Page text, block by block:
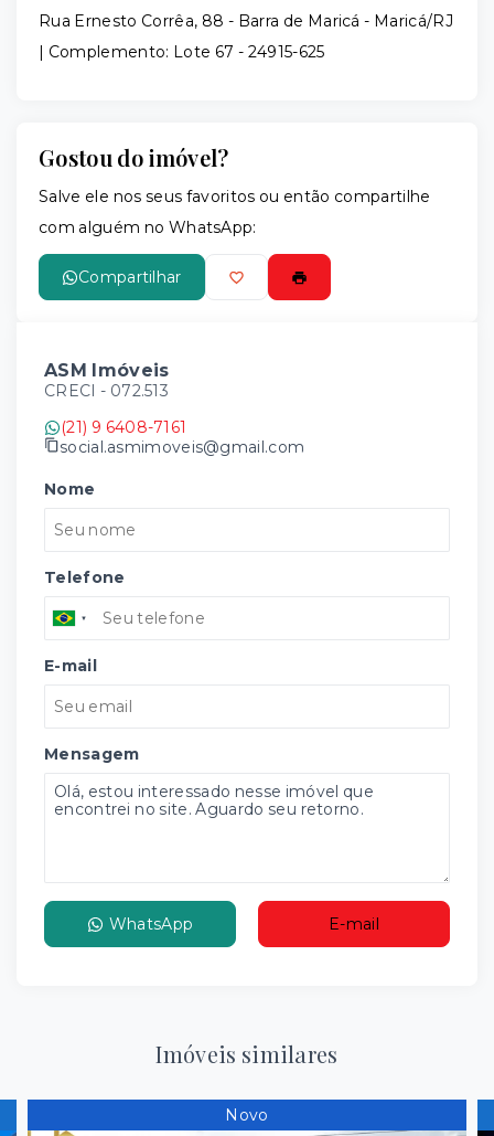
Rua Ernesto Corrêa, 88 - Barra de Maricá - Maricá/RJ
| Complemento: Lote 67 - 24915-625
Gostou do imóvel?
Salve ele nos seus favoritos ou então compartilhe
com alguém no WhatsApp:
Compartilhar
ASM Imóveis
CRECI - 072.513
(21) 9 6408-7161
social.asmimoveis@gmail.com
Nome
Telefone
E-mail
Mensagem
WhatsApp E-mail
Imóveis similares
Novo